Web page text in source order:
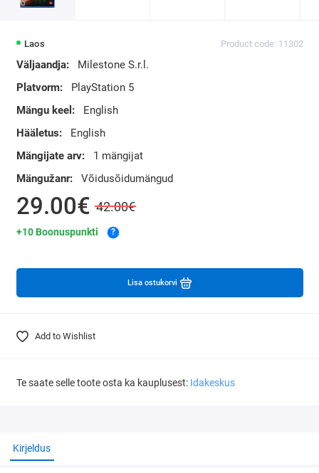
Laos Product code: 11302
Väljaandja:
Milestone S.r.l.
Platvorm:
PlayStation 5
Mängu keel:
English
Hääletus:
English
Mängijate arv:
1 mängijat
Mängužanr:
Võidusõidumängud
29.00€ 42.00€
+10 Boonuspunkti ?
Lisa ostukorvi
Add to Wishlist
Te saate selle toote osta ka kauplusest: Idakeskus
Kirjeldus